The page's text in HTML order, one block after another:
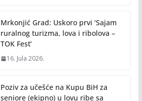
Mrkonjić Grad: Uskoro prvi ‘Sajam
ruralnog turizma, lova i ribolova –
TOK Fest’
16. Jula 2026.
Poziv za učešće na Kupu BiH za
seniore (ekipno) u lovu ribe sa